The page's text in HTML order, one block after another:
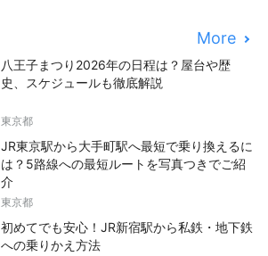
More
八王子まつり2026年の日程は？屋台や歴
史、スケジュールも徹底解説
東京都
JR東京駅から大手町駅へ最短で乗り換えるに
は？5路線への最短ルートを写真つきでご紹
介
東京都
初めてでも安心！JR新宿駅から私鉄・地下鉄
への乗りかえ方法